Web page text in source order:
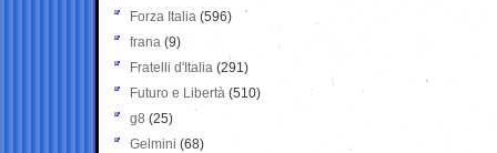
Forza Italia (596)
frana (9)
Fratelli d'Italia (291)
Futuro e Libertà (510)
g8 (25)
Gelmini (68)